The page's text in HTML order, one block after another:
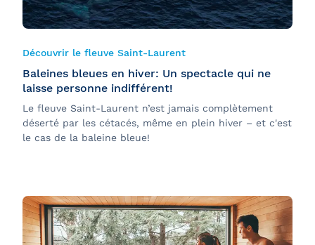
Découvrir le fleuve Saint-Laurent
Baleines bleues en hiver: Un spectacle qui ne
laisse personne indifférent!
Le fleuve Saint-Laurent n’est jamais complètement
déserté par les cétacés, même en plein hiver – et c'est
le cas de la baleine bleue!